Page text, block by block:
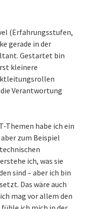
(Erfahrungsstufen,
gerade in der
Gestartet bin
kleinere
Verantwortung
Themen habe ich ein
zum Beispiel
ich, was sie
sind – aber ich bin
Das wäre auch
mag vor allem den